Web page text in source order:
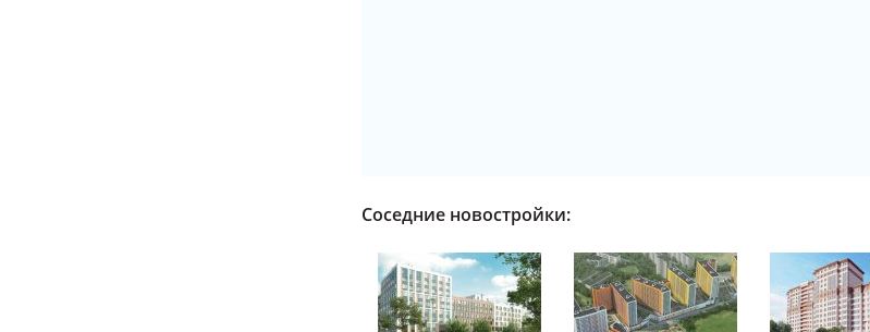
Соседние новостройки: